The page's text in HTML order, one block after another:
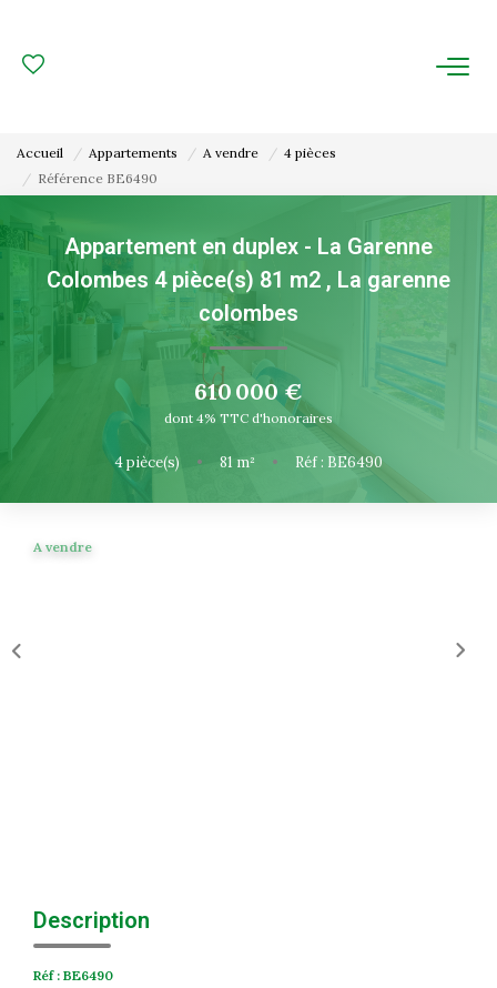
FAIRE GÉRER
Gestion Locative
Gestion De Copropriété
NOUS CONNAITRE
Accueil Appartements A vendre
4 pièces
Référence BE6490
Appartement en duplex - La Garenne
Colombes 4 pièce(s) 81 m2 , La garenne
colombes
610 000 €
dont 4% TTC d'honoraires
4pièce(s) • 81 m² • Réf : BE6490
A vendre
Description
Réf : BE6490